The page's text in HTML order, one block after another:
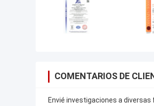
COMENTARIOS DE
Envié investigaciones a diversas